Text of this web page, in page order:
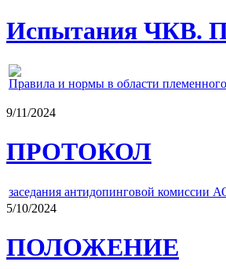
Испытания ЧКВ.
Правила и нормы в области
9/11/2024
ПРОТОКОЛ
заседания антидопинговой комиссии
5/10/2024
ПОЛОЖЕНИЕ